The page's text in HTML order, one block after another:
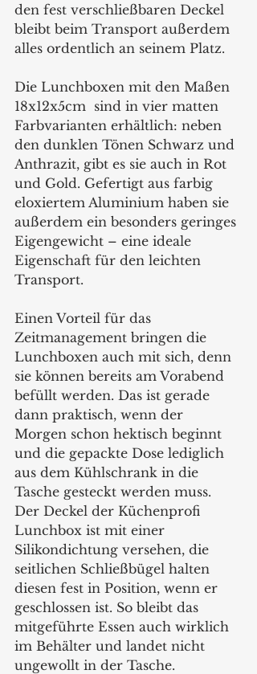
den fest verschließbaren Deckel
bleibt beim Transport außerdem
alles ordentlich an seinem Platz.
Die Lunchboxen mit den Maßen
18x12x5cm  sind in vier matten
Farbvarianten erhältlich: neben
den dunklen Tönen Schwarz und
Anthrazit, gibt es sie auch in Rot
und Gold. Gefertigt aus farbig
eloxiertem Aluminium haben sie
außerdem ein besonders geringes
Eigengewicht – eine ideale
Eigenschaft für den leichten
Transport.
Einen Vorteil für das
Zeitmanagement bringen die
Lunchboxen auch mit sich, denn
sie können bereits am Vorabend
befüllt werden. Das ist gerade
dann praktisch, wenn der
Morgen schon hektisch beginnt
und die gepackte Dose lediglich
aus dem Kühlschrank in die
Tasche gesteckt werden muss.
Der Deckel der Küchenprofi
Lunchbox ist mit einer
Silikondichtung versehen, die
seitlichen Schließbügel halten
diesen fest in Position, wenn er
geschlossen ist. So bleibt das
mitgeführte Essen auch wirklich
im Behälter und landet nicht
ungewollt in der Tasche.